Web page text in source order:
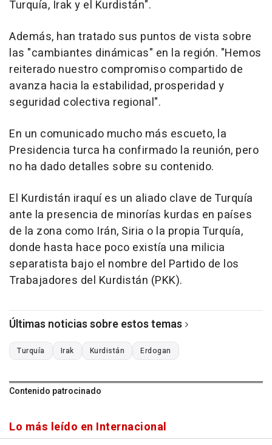
Turquía, Irak y el Kurdistán".
Además, han tratado sus puntos de vista sobre
las "cambiantes dinámicas" en la región. "Hemos
reiterado nuestro compromiso compartido de
avanza hacia la estabilidad, prosperidad y
seguridad colectiva regional".
En un comunicado mucho más escueto, la
Presidencia turca ha confirmado la reunión, pero
no ha dado detalles sobre su contenido.
El Kurdistán iraquí es un aliado clave de Turquía
ante la presencia de minorías kurdas en países
de la zona como Irán, Siria o la propia Turquía,
donde hasta hace poco existía una milicia
separatista bajo el nombre del Partido de los
Trabajadores del Kurdistán (PKK).
Últimas noticias sobre estos temas
Turquía Irak Kurdistán Erdogan
Contenido patrocinado
Lo más leído en Internacional